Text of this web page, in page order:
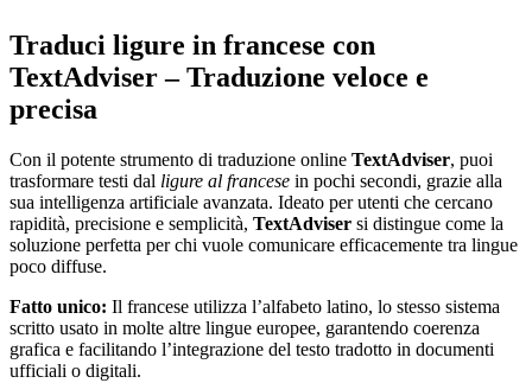
Traduci ligure in francese con
TextAdviser – Traduzione veloce e
precisa
Con il potente strumento di traduzione online TextAdviser, puoi
trasformare testi dal ligure al francese in pochi secondi, grazie alla
sua intelligenza artificiale avanzata. Ideato per utenti che cercano
rapidità, precisione e semplicità, TextAdviser si distingue come la
soluzione perfetta per chi vuole comunicare efficacemente tra lingue
poco diffuse.
Fatto unico: Il francese utilizza l’alfabeto latino, lo stesso sistema
scritto usato in molte altre lingue europee, garantendo coerenza
grafica e facilitando l’integrazione del testo tradotto in documenti
ufficiali o digitali.